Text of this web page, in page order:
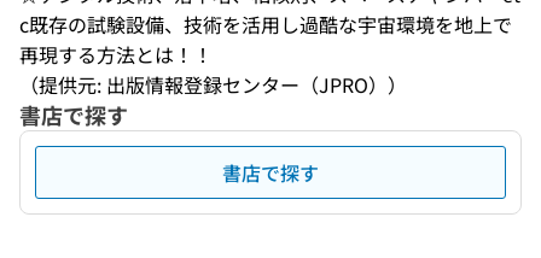
c既存の試験設備、技術を活用し過酷な宇宙環境を地上で
再現する方法とは！！
（提供元: 出版情報登録センター（JPRO））
書店で探す
書店で探す